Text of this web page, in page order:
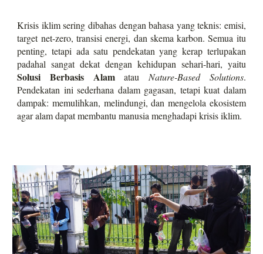
Krisis iklim sering dibahas dengan bahasa yang teknis: emisi,
target net-zero, transisi energi, dan skema karbon. Semua itu
penting, tetapi ada satu pendekatan yang kerap terlupakan
padahal sangat dekat dengan kehidupan sehari-hari, yaitu
Solusi Berbasis Alamatau Nature-Based Solutions.
Pendekatan ini sederhana dalam gagasan, tetapi kuat dalam
dampak: memulihkan, melindungi, dan mengelola ekosistem
agar alam dapat membantu manusia menghadapi krisis iklim.